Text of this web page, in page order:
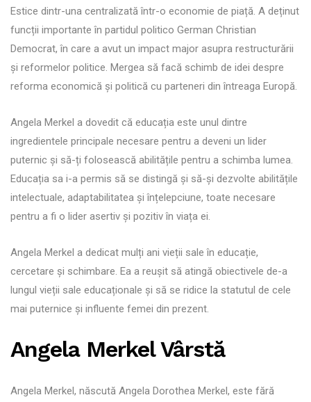
Estice dintr-una centralizată într-o economie de piață. A deținut
funcții importante în partidul politico German Christian
Democrat, în care a avut un impact major asupra restructurării
și reformelor politice. Mergea să facă schimb de idei despre
reforma economică și politică cu parteneri din întreaga Europă.
Angela Merkel a dovedit că educația este unul dintre
ingredientele principale necesare pentru a deveni un lider
puternic și să-ți folosească abilitățile pentru a schimba lumea.
Educația sa i-a permis să se distingă și să-și dezvolte abilitățile
intelectuale, adaptabilitatea și înțelepciune, toate necesare
pentru a fi o lider asertiv și pozitiv în viața ei.
Angela Merkel a dedicat mulți ani vieții sale în educație,
cercetare și schimbare. Ea a reușit să atingă obiectivele de-a
lungul vieții sale educaționale și să se ridice la statutul de cele
mai puternice și influente femei din prezent.
Angela Merkel Vârstă
Angela Merkel, născută Angela Dorothea Merkel, este fără